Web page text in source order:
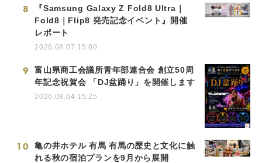
8
『Samsung Galaxy Z Fold8 Ultra｜
Fold8｜Flip8 発売記念イベント』開催
レポート
2026.08.07 15:00
9
富山県商工会議所青年部連合会 創立50周
年記念祝賀会 「DJ盆踊り」を開催します
2026.08.04 15:25
10
亀の井ホテル 有馬 有馬の歴史と文化に触
れる秋の宿泊プランを9月から展開